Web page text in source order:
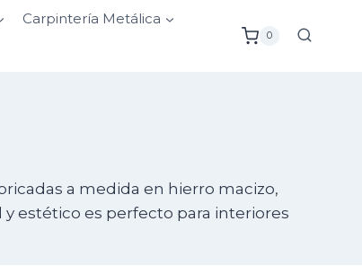
Carpintería Metálica
0
a medida en hierro macizo,
estético es perfecto para interiores